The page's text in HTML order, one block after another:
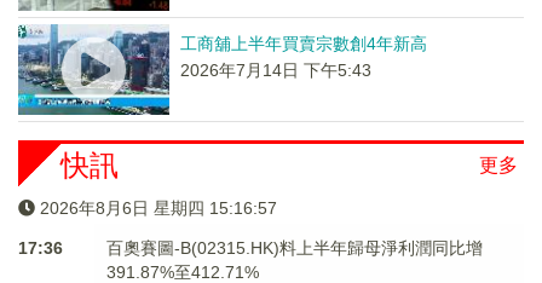
工商舖上半年買賣宗數創4年新高
2026年7月14日 下午5:43
更多
快訊
2026年8月6日 星期四 15:16:57
17:36
百奧賽圖-B(02315.HK)料上半年歸母淨利潤同比增
391.87%至412.71%